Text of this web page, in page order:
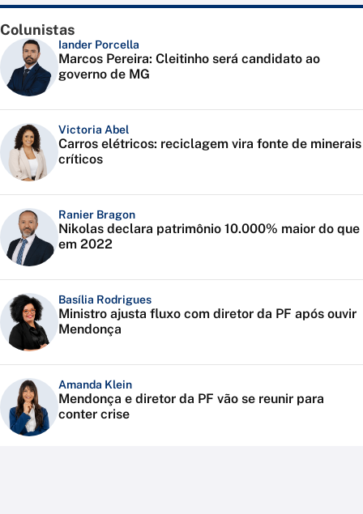
Colunistas
Iander Porcella
Marcos Pereira: Cleitinho será candidato ao
governo de MG
Victoria Abel
Carros elétricos: reciclagem vira fonte de minerais
críticos
Ranier Bragon
Nikolas declara patrimônio 10.000% maior do que
em 2022
Basília Rodrigues
Ministro ajusta fluxo com diretor da PF após ouvir
Mendonça
Amanda Klein
Mendonça e diretor da PF vão se reunir para
conter crise